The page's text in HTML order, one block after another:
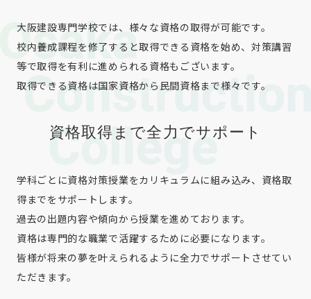
大阪建設専門学校では、様々な資格の取得が可能です。
校内養成課程を修了すると取得できる資格を始め、対策講習
等で取得を有利に進められる資格もございます。
取得できる資格は国家資格から民間資格まで様々です。
資格取得まで全力でサポート
学科ごとに資格対策授業をカリキュラムに組み込み、資格取
得までをサポートします。
過去の出題内容や傾向から授業を進めております。
資格は専門的な職業で活躍するために必要になります。
皆様が将来の夢を叶えられるように全力でサポートさせてい
ただきます。